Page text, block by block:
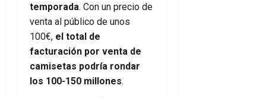
temporada. Con un precio de
venta al público de unos
100€, el total de
facturación por venta de
camisetas podría rondar
los 100-150 millones.